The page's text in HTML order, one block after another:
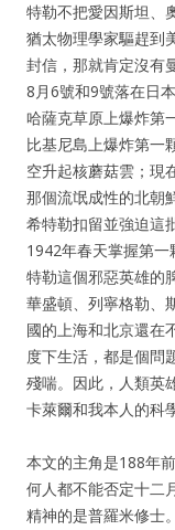
特勒不把愛因斯坦、
猶太物理學家驅趕到
封信，那就肯定沒有
8月6號和9號落在日
哈薩克草原上爆炸第
比基尼島上爆炸第一
空升起核蘑菇雲；現
那個流氓成性的北朝
希特勒扣留並強迫這
1942年春天掌握第
特勒這個邪惡英雄的
華盛頓、列寧格勒、
國的上海和北京還在
度下生活，都是個
殘喘。因此，人類英
卡萊爾和我本人的科
本文的主角是188年
何人都不能否定十二
精神的是普羅米修士